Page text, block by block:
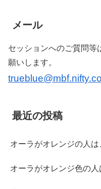
メール
セッションへのご質問等
願いします。
最近の投稿
オーラがオレンジの人
オーラがオレンジ色の